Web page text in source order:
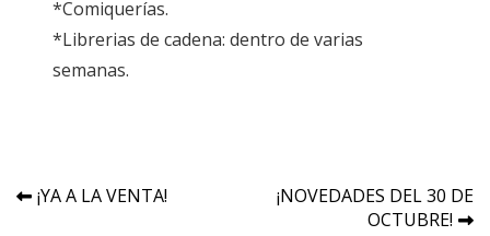
*Comiquerías.
*Librerias de cadena: dentro de varias
semanas.
Navegación
¡YA A LA VENTA!
¡NOVEDADES DEL 30 DE
OCTUBRE!